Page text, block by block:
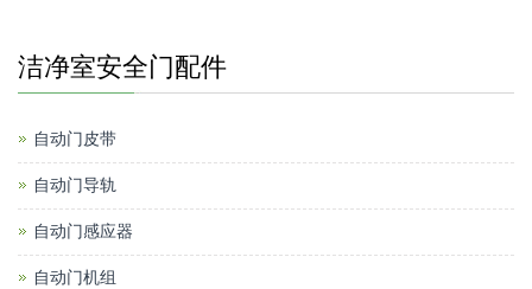
洁净室安全门配件
自动门皮带
自动门导轨
自动门感应器
自动门机组